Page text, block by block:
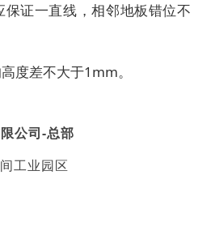
保证一直线，相邻地板错位不
度差不大于1mm。
公司-总部
工业园区